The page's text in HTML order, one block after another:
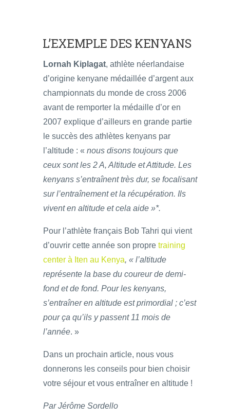
L’EXEMPLE DES KENYANS
Lornah Kiplagat, athlète néerlandaise
d’origine kenyane médaillée d’argent aux
championnats du monde de cross 2006
avant de remporter la médaille d’or en
2007 explique d’ailleurs en grande partie
le succès des athlètes kenyans par
l’altitude : « nous disons toujours que
ceux sont les 2 A, Altitude et Attitude. Les
kenyans s’entraînent très dur, se focalisant
sur l’entraînement et la récupération. Ils
vivent en altitude et cela aide »*.
Pour l’athlète français Bob Tahri qui vient
d’ouvrir cette année son propre training
center à Iten au Kenya, « l’altitude
représente la base du coureur de demi-
fond et de fond. Pour les kenyans,
s’entraîner en altitude est primordial ; c’est
pour ça qu’ils y passent 11 mois de
l’année. »
Dans un prochain article, nous vous
donnerons les conseils pour bien choisir
votre séjour et vous entraîner en altitude !
Par Jérôme Sordello